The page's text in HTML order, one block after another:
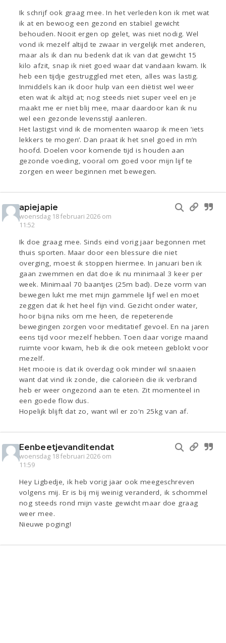
Ik schrijf ook graag mee. In het verleden kon ik met wat
ik at en bewoog een gezond en stabiel gewicht
behouden. Nooit ergen op gelet, was niet nodig. Wel
vond ik mezelf altijd te zwaar in vergelijk met anderen,
maar als ik dan nu bedenk dat ik van dat gewicht 15
kilo afzit, snap ik niet goed waar dat vandaan kwam. Ik
heb een tijdje gestruggled met eten, alles was lastig.
Inmiddels kan ik door hulp van een diëtist wel weer
eten wat ik altijd at; nog steeds niet super veel en je
maakt me er niet blij mee, maar daardoor kan ik nu
wel een gezonde levensstijl aanleren.
Het lastigst vind ik de momenten waarop ik meen ‘iets
lekkers te mogen’. Dan praat ik het snel goed in m’n
hoofd. Doelen voor komende tijd is houden aan
gezonde voeding, vooral om goed voor mijn lijf te
zorgen en weer beginnen met bewegen.
apiejapie
woensdag 18 februari 2026 om
11:52
Ik doe graag mee. Sinds eind vorig jaar begonnen met
thuis sporten. Maar door een blessure die niet
overging, moest ik stoppen hiermee. In januari ben ik
gaan zwemmen en dat doe ik nu minimaal 3 keer per
week. Minimaal 70 baantjes (25m bad). Deze vorm van
bewegen lukt me met mijn gammele lijf wel en moet
zeggen dat ik het heel fijn vind. Gezicht onder water,
hoor bijna niks om me heen, de repeterende
bewegingen zorgen voor meditatief gevoel. En na jaren
eens tijd voor mezelf hebben. Toen daar vorige maand
ruimte voor kwam, heb ik die ook meteen geblokt voor
mezelf.
Het mooie is dat ik overdag ook minder wil snaaien
want dat vind ik zonde, die calorieën die ik verbrand
heb er weer ongezond aan te eten. Zit momenteel in
een goede flow dus.
Hopelijk blijft dat zo, want wil er zo'n 25kg van af.
Eenbeetjevanditendat
woensdag 18 februari 2026 om
11:59
Hey Ligbedje, ik heb vorig jaar ook meegeschreven
volgens mij. Er is bij mij weinig veranderd, ik schommel
nog steeds rond mijn vaste gewicht maar doe graag
weer mee.
Nieuwe poging!